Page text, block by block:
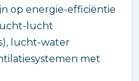
op energie-efficiëntie
lucht
lucht-water
met